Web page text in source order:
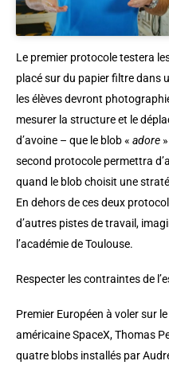
Le premier protocole testera
placé sur du papier filtre dans
les élèves devront
mesurer la structure et le
d’avoine – que le blob « adore
second protocole permettra
quand le blob choisit une
En dehors de ces deux
d’autres pistes de travail,
l’académie de Toulouse.
Respecter les contraintes de
Premier Européen à voler sur
américaine SpaceX, Thomas
quatre blobs installés par